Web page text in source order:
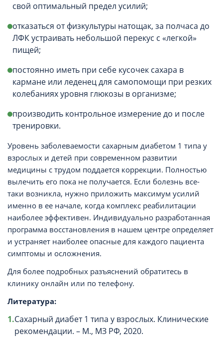
свой оптимальный предел усилий;
отказаться от физкультуры натощак, за полчаса до
ЛФК устраивать небольшой перекус с «легкой»
пищей;
постоянно иметь при себе кусочек сахара в
кармане или леденец для самопомощи при резких
колебаниях уровня глюкозы в организме;
производить контрольное измерение до и после
тренировки.
Уровень заболеваемости сахарным диабетом 1 типа у
взрослых и детей при современном развитии
медицины с трудом поддается коррекции. Полностью
вылечить его пока не получается. Если болезнь все-
таки возникла, нужно приложить максимум усилий
именно в ее начале, когда комплекс реабилитации
наиболее эффективен. Индивидуально разработанная
программа восстановления в нашем центре определяет
и устраняет наиболее опасные для каждого пациента
симптомы и осложнения.
Для более подробных разъяснений обратитесь в
клинику онлайн или по телефону.
Литература:
Сахарный диабет 1 типа у взрослых. Клинические
рекомендации. – М., МЗ РФ, 2020.